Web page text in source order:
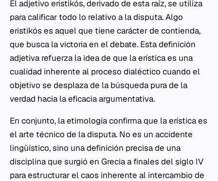
El adjetivo eristikós, derivado de esta raíz, se utiliza
para calificar todo lo relativo a la disputa. Algo
eristikós es aquel que tiene carácter de contienda,
que busca la victoria en el debate. Esta definición
adjetiva refuerza la idea de que la erística es una
cualidad inherente al proceso dialéctico cuando el
objetivo se desplaza de la búsqueda pura de la
verdad hacia la eficacia argumentativa.
En conjunto, la etimología confirma que la erística es
el arte técnico de la disputa. No es un accidente
lingüístico, sino una definición precisa de una
disciplina que surgió en Grecia a finales del siglo IV
para estructurar el caos inherente al intercambio de